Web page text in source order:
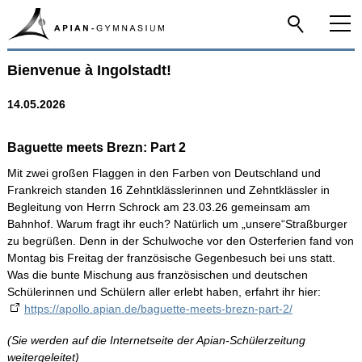
Home
Aktuelle News
Newsarchiv
Das Apian
Schulfamilie
Infos-Service
Bienvenue à Ingolstadt!
14.05.2026
Baguette meets Brezn: Part 2
Mit zwei großen Flaggen in den Farben von Deutschland und
Frankreich standen 16 Zehntklässlerinnen und Zehntklässler in
Begleitung von Herrn Schrock am 23.03.26 gemeinsam am
Bahnhof. Warum fragt ihr euch? Natürlich um „unsere“Straßburger
zu begrüßen. Denn in der Schulwoche vor den Osterferien fand von
Montag bis Freitag der französische Gegenbesuch bei uns statt.
Was die bunte Mischung aus französischen und deutschen
Schülerinnen und Schülern aller erlebt haben, erfahrt ihr hier:
https://apollo.apian.de/baguette-meets-brezn-part-2/
(Sie werden auf die Internetseite der Apian-Schülerzeitung
weitergeleitet)